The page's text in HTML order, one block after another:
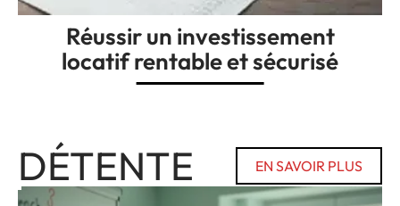
Réussir un investissement
locatif rentable et sécurisé
DÉTENTE EN SAVOIR PLUS